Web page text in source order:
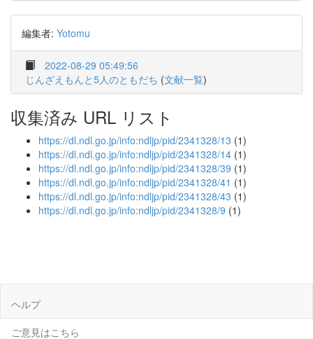
編集者: Yotomu
2022-08-29 05:49:56
じんざえもんと5人のともだち (文献一覧)
収集済み URL リスト
https://dl.ndl.go.jp/info:ndljp/pid/2341328/13 (1)
https://dl.ndl.go.jp/info:ndljp/pid/2341328/14 (1)
https://dl.ndl.go.jp/info:ndljp/pid/2341328/39 (1)
https://dl.ndl.go.jp/info:ndljp/pid/2341328/41 (1)
https://dl.ndl.go.jp/info:ndljp/pid/2341328/43 (1)
https://dl.ndl.go.jp/info:ndljp/pid/2341328/9 (1)
ヘルプ
ご意見はこちら